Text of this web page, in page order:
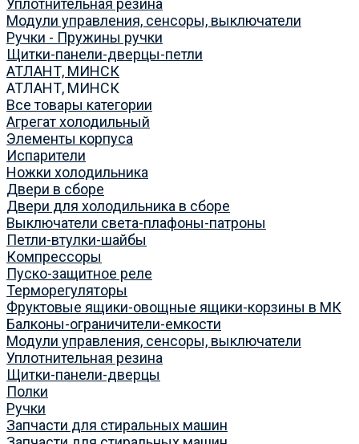
Уплотнительная резина
Модули управления, сенсоры, выключатели
Ручки - Пружины ручки
Щитки-панели-дверцы-петли
АТЛАНТ, МИНСК
АТЛАНТ, МИНСК
Все товары категории
Агрегат холодильный
Элементы корпуса
Испарители
Ножки холодильника
Двери в сборе
Двери для холодильника в сборе
Выключатели света-плафоны-патроны
Петли-втулки-шайбы
Компрессоры
Пуско-защитное реле
Терморегуляторы
Фруктовые ящики-овощные ящики-корзины в МК
Балконы-ограничители-емкости
Модули управления, сенсоры, выключатели
Уплотнительная резина
Щитки-панели-дверцы
Полки
Ручки
Запчасти для стиральных машин